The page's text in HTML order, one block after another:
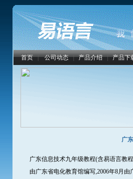
首页 | 公司动态 | 产品介绍 | 产品下
广
广东信息技术九年级教程(含易语言教
由广东省电化教育馆编写,2006年8月由